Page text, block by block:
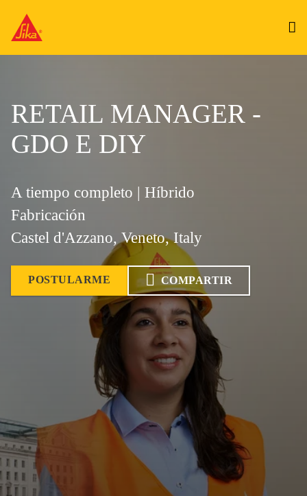
RETAIL MANAGER -
GDO E DIY
A tiempo completo | Híbrido
Fabricación
Castel d'Azzano, Veneto, Italy
POSTULARME COMPARTIR